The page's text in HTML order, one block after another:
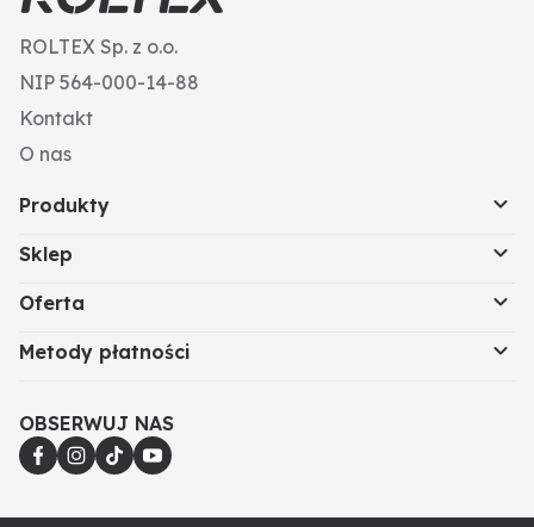
ROLTEX Sp. z o.o.
NIP 564-000-14-88
Kontakt
O nas
Produkty
Sklep
Oferta
Metody płatności
OBSERWUJ NAS